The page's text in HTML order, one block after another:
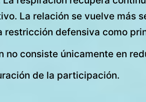
La relación se vuelve más
restricción defensiva como
no consiste únicamente en
de la participación.